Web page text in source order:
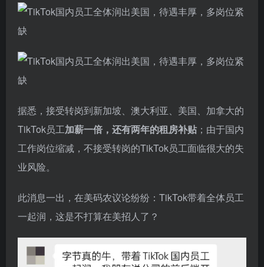
据悉，接受转岗到新加坡、澳大利亚、美国、加拿大的
TikTok员工加薪一倍，还有两年的租房补贴；由于国内
工作岗位缩减，不接受转岗的TikTok员工面临很大的失
业风险。
此消息一出，在美码农议论纷纷：TikTok带着全体员工
一起润，这是不打算在美招人了？